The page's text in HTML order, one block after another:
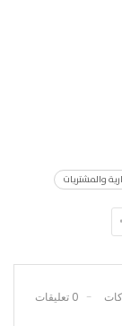
والمشتريات
0 تعليقات